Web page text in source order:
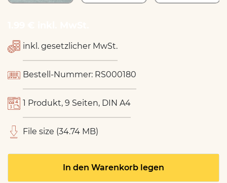
inkl. gesetzlicher MwSt.
Bestell-Nummer: RS000180
1 Produkt, 9 Seiten, DIN A4
File size (34.74 MB)
In den Warenkorb legen